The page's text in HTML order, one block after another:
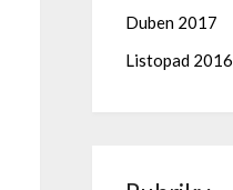
Duben 2017
Listopad 2016